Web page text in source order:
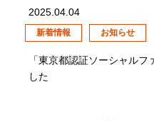
2025.04.04
新着情報 お知らせ
「東京都認証ソーシャル
した